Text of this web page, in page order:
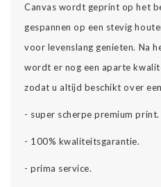
Canvas wordt geprint op het
gespannen op een stevig
voor levenslang genieten. Na
wordt er nog een aparte
zodat u altijd beschikt over
- super scherpe premium print.
- 100% kwaliteitsgarantie.
- prima service.